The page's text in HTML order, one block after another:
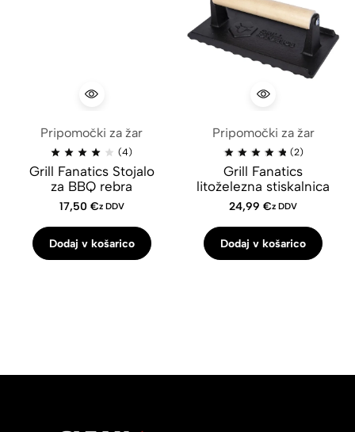
Pripomočki za žar
(4)
Grill Fanatics Stojalo
za BBQ rebra
17,50 €z DDV
Dodaj v košarico
Pripomočki za žar
(2)
Grill Fanatics
litoželezna stiskalnica
24,99€z DDV
Dodaj v košarico